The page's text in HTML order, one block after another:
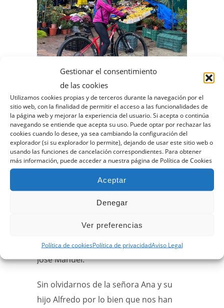
Gestionar el consentimiento
de las cookies
Utilizamos cookies propias y de terceros durante la navegación por el
sitio web, con la finalidad de permitir el acceso a las funcionalidades de
la página web y mejorar la experiencia del usuario. Si acepta o continúa
navegando se entiende que acepta su uso. Puede optar por rechazar las
cookies cuando lo desee, ya sea cambiando la configuración del
explorador (si su explorador lo permite), dejando de usar este sitio web o
usando las funciones de cancelación correspondientes. Para obtener
más información, puede acceder a nuestra página de Política de Cookies
Aceptar
Denegar
Ver preferencias
Política de cookiesPolítica de privacidadAviso Legal
Puentedey
Memorable fin de semana de bicicleta
de montaña, paisajes, ríos, valles,
monumentos, historia, arte…y sobre
todo de haber disfrutado en compañía
de: Carlos C., Alberto, Teresa, Roberto,
Ana F., Mario, Lalo, Alicia, Carlos V.,
Cholo, Nacho, Ana T., Marisa, Lourdes y
José Manuel.
Sin olvidarnos de la señora Ana y su
hijo Alfredo por lo bien que nos han